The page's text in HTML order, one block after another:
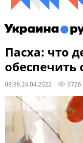
Пасха: что
обеспечить
08:36 24.04.2022 9726